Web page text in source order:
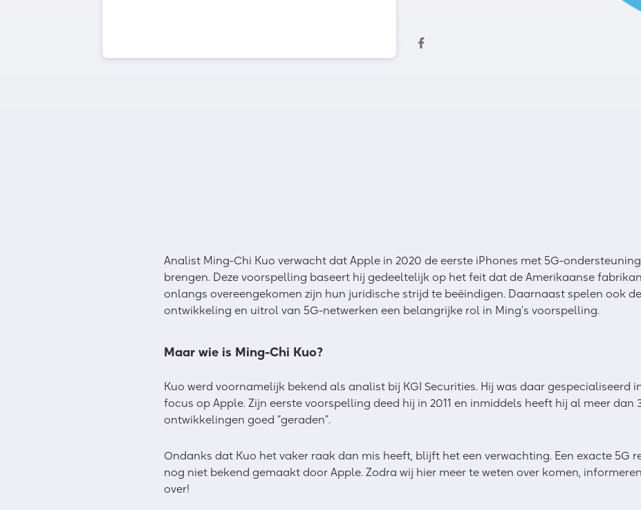
Analist Ming-Chi Kuo verwacht dat Apple in 2020 de eerste iPhones met 5G-
brengen. Deze voorspelling baseert hij gedeeltelijk op het feit dat de Amerikaanse
onlangs overeengekomen zijn hun juridische strijd te beëindigen. Daarnaast spelen ook
ontwikkeling en uitrol van 5G-netwerken een belangrijke rol in Ming’s voorspelling.
Maar wie is Ming-Chi Kuo?
Kuo werd voornamelijk bekend als analist bij KGI Securities. Hij was daar gespecialiseerd
focus op Apple. Zijn eerste voorspelling deed hij in 2011 en inmiddels heeft hij al meer dan
ontwikkelingen goed “geraden”.
Ondanks dat Kuo het vaker raak dan mis heeft, blijft het een verwachting. Een exacte 5G
nog niet bekend gemaakt door Apple. Zodra wij hier meer te weten over komen,
over!